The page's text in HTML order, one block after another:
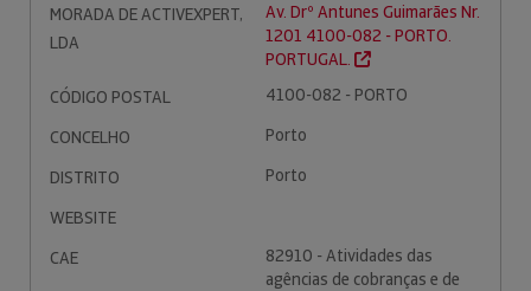
MORADA DE ACTIVEXPERT,
LDA
Av. Drº Antunes Guimarães Nr.
1201 4100-082 - PORTO.
PORTUGAL.
CÓDIGO POSTAL
4100-082 - PORTO
CONCELHO
Porto
DISTRITO
Porto
WEBSITE
CAE
82910 - Atividades das
agências de cobranças e de